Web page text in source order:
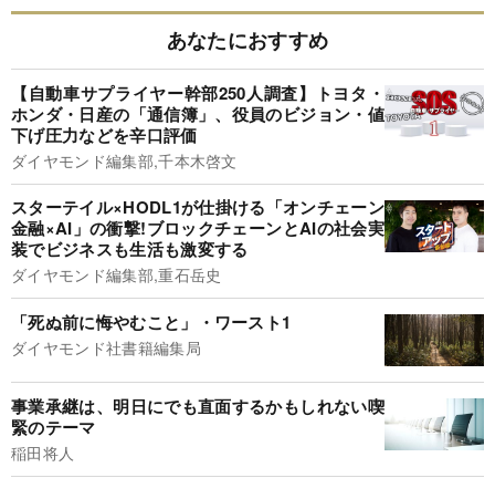
あなたにおすすめ
【自動車サプライヤー幹部250人調査】トヨタ・
ホンダ・日産の「通信簿」、役員のビジョン・値
下げ圧力などを辛口評価
ダイヤモンド編集部,千本木啓文
スターテイル×HODL1が仕掛ける「オンチェーン
金融×AI」の衝撃!ブロックチェーンとAIの社会実
装でビジネスも生活も激変する
ダイヤモンド編集部,重石岳史
「死ぬ前に悔やむこと」・ワースト1
ダイヤモンド社書籍編集局
事業承継は、明日にでも直面するかもしれない喫
緊のテーマ
稲田将人